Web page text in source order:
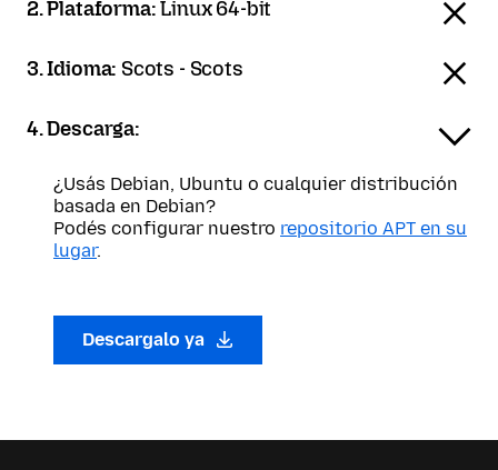
2. Plataforma:Linux 64-bit
3. Idioma: Scots - Scots
4. Descarga:
¿Usás Debian, Ubuntu o cualquier distribución
basada en Debian?
Podés configurar nuestro repositorio APT en su
lugar.
Descargalo ya